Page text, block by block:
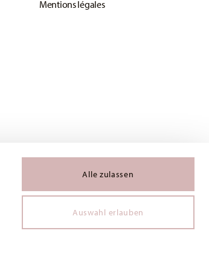
Alle zulassen
Auswahl erlauben
Mentions légales